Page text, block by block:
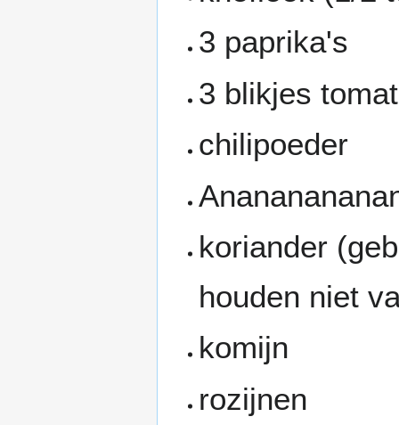
3 paprika's
3 blikjes
chilipoeder
koriander
houden niet
komijn
rozijnen